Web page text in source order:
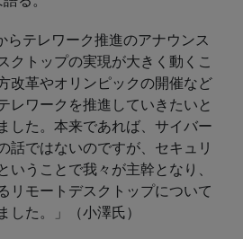
らテレワーク推進のアナウンス
クトップの実現が大きく動くこ
改革やオリンピックの開催など
レワークを推進していきたいと
した。本来であれば、サイバー
話ではないのですが、セキュリ
いうことで我々が主幹となり、
リモートデスクトップについて
した。」（小澤氏）